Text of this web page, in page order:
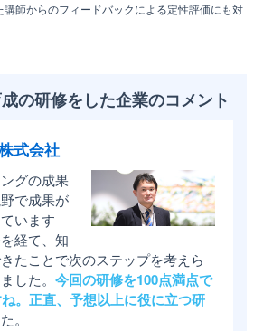
師からのフィードバックによる定性評価にも対
の研修をした企業のコメント
式会社
グの成果
で成果が
います
経て、知
たことで次のステップを考えら
した。 今回の研修を100点満点で
。正直、予想以上に役に立つ研
。